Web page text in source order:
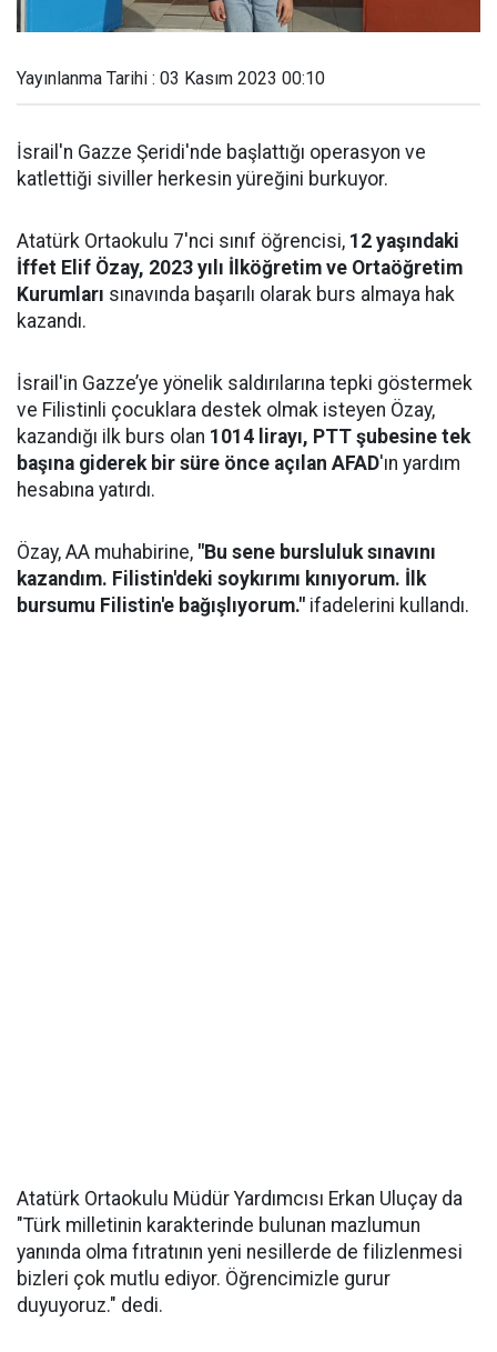
Yayınlanma Tarihi : 03 Kasım 2023 00:10
İsrail'n Gazze Şeridi'nde başlattığı operasyon ve
katlettiği siviller herkesin yüreğini burkuyor.
Atatürk Ortaokulu 7'nci sınıf öğrencisi, 12 yaşındaki
İffet Elif Özay, 2023 yılı İlköğretim ve Ortaöğretim
Kurumları sınavında başarılı olarak burs almaya hak
kazandı.
İsrail'in Gazze’ye yönelik saldırılarına tepki göstermek
ve Filistinli çocuklara destek olmak isteyen Özay,
kazandığı ilk burs olan 1014 lirayı, PTT şubesine tek
başına giderek bir süre önce açılan AFAD'ın yardım
hesabına yatırdı.
Özay, AA muhabirine, "Bu sene bursluluk sınavını
kazandım. Filistin'deki soykırımı kınıyorum. İlk
bursumu Filistin'e bağışlıyorum." ifadelerini kullandı.
Atatürk Ortaokulu Müdür Yardımcısı Erkan Uluçay da
"Türk milletinin karakterinde bulunan mazlumun
yanında olma fıtratının yeni nesillerde de filizlenmesi
bizleri çok mutlu ediyor. Öğrencimizle gurur
duyuyoruz." dedi.